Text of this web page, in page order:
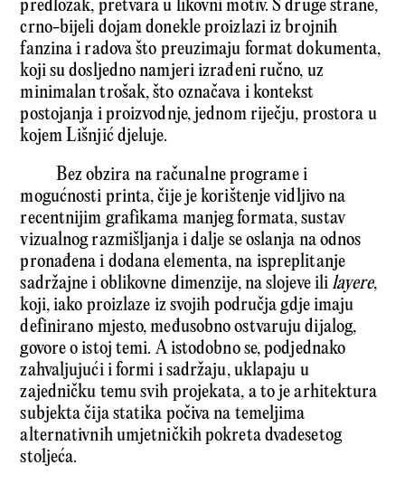
predložak, pretvara u likovni motiv. S druge strane,
crno-bijeli dojam donekle proizlazi iz brojnih
fanzina i radova što preuzimaju format dokumenta,
koji su dosljedno namjeri izrađeni ručno, uz
minimalan trošak, što označava i kontekst
postojanja i proizvodnje, jednom riječju, prostora u
kojem Lišnjić djeluje.
Bez obzira na računalne programe i
mogućnosti printa, čije je korištenje vidljivo na
recentnijim grafikama manjeg formata, sustav
vizualnog razmišljanja i dalje se oslanja na odnos
pronađena i dodana elementa, na ispreplitanje
sadržajne i oblikovne dimenzije, na slojeve ililayere,
koji, iako proizlaze iz svojih područja gdje imaju
definirano mjesto, međusobno ostvaruju dijalog,
govore o istoj temi. A istodobno se, podjednako
zahvaljujući i formi i sadržaju, uklapaju u
zajedničku temu svih projekata, a to je arhitektura
subjekta čija statika počiva na temeljima
alternativnih umjetničkih pokreta dvadesetog
stoljeća.